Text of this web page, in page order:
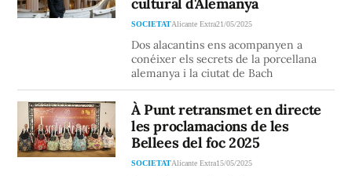
cultural d'Alemanya
SOCIETATAlicante Extra21/05/2025
Dos alacantins ens acompanyen a
conéixer els secrets de la porcellana
alemanya i la ciutat de Bach
À Punt retransmet en directe
les proclamacions de les
Bellees del foc 2025
SOCIETATAlicante Extra15/05/2025